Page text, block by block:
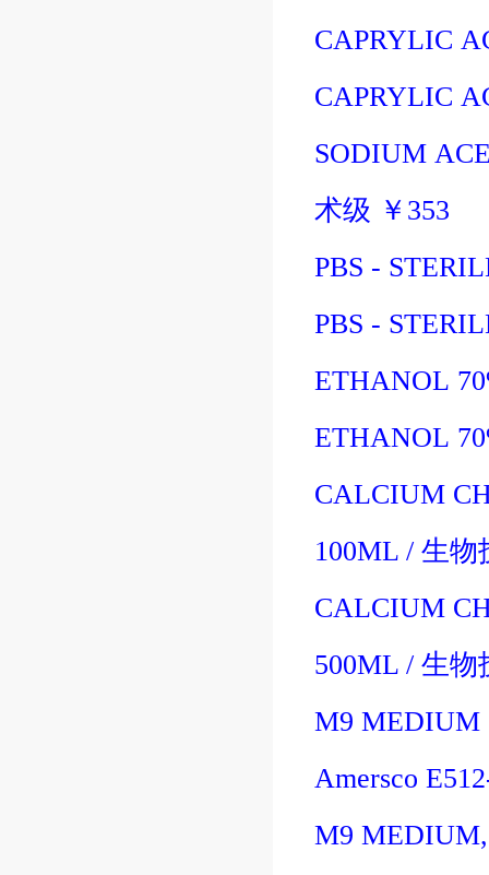
CAPRYLIC
CAPRYLIC
SODIUM
术级 ￥ 353
PBS -
PBS -
ETHANOL
ETHANOL
CALCIUM
100ML / 生物
CALCIUM
500ML / 生物
M9 MEDIUM
Amersco
M9